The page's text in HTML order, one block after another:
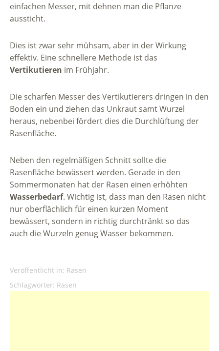
einfachen Messer, mit dehnen man die Pflanze
aussticht.
Dies ist zwar sehr mühsam, aber in der Wirkung
effektiv. Eine schnellere Methode ist das
Vertikutieren im Frühjahr.
Die scharfen Messer des Vertikutierers dringen in den
Boden ein und ziehen das Unkraut samt Wurzel
heraus, nebenbei fördert dies die Durchlüftung der
Rasenfläche.
Neben den regelmäßigen Schnitt sollte die
Rasenfläche bewässert werden. Gerade in den
Sommermonaten hat der Rasen einen erhöhten
Wasserbedarf. Wichtig ist, dass man den Rasen nicht
nur oberflächlich für einen kurzen Moment
bewässert, sondern in richtig durchtränkt so das
auch die Wurzeln genug Wasser bekommen.
Veröffentlicht in: Rasen
Schlagwörter: Rasen